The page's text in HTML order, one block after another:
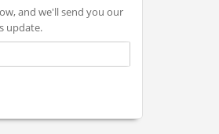
and we'll send you our
update.